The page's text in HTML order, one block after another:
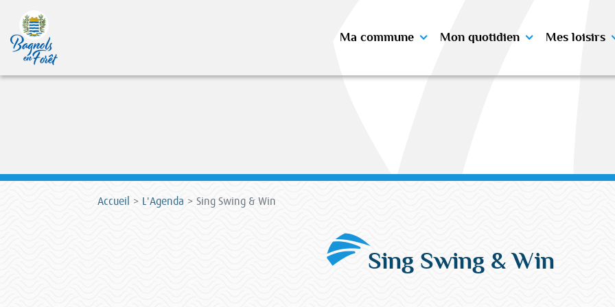
Ma commune Mon quotidien Mes loisirs
Accueil L'Agenda Sing Swing & Win
Sing Swing & Win